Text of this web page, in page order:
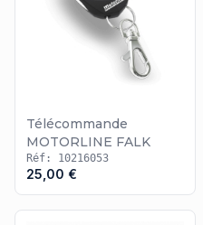
Télécommande
MOTORLINE FALK
Réf: 10216053
25,00 €